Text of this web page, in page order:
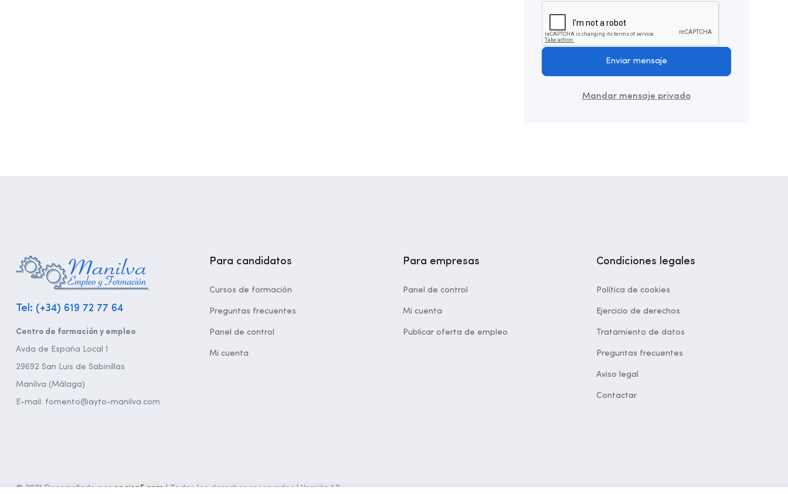
Enviar mensaje
Mandar mensaje privado
Tel: (+34) 619 72 77 64
Centro de formación y empleo
Avda de España Local 1
29692 San Luis de Sabinillas
Manilva (Málaga)
E-mail: fomento@ayto-manilva.com
Para candidatos
Cursos de formación
Preguntas frecuentes
Panel de control
Mi cuenta
Para empresas
Panel de control
Mi cuenta
Publicar oferta de empleo
Condiciones legales
Política de cookies
Ejercicio de derechos
Tratamiento de datos
Preguntas frecuentes
Aviso legal
Contactar
© 2021 Desarrollado poropcion5.com| Todos los derechos reservados | Versión 1.2